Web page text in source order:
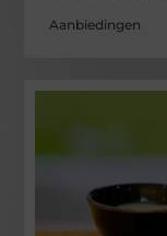
Aanbiedingen